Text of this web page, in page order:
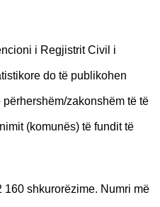
i Regjistrit Civil i
do të publikohen
zakonshëm të të
(komunës) të fundit të
shkurorëzime. Numri më